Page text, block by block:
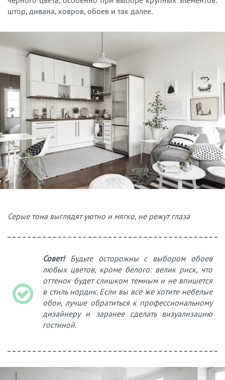
штор, дивана, ковров, обоев и так далее.
Серые тона выглядят уютно и мягко, не режут глаза
Совет!Будьте осторожны с выбором обоев
любых цветов, кроме белого: велик риск, что
оттенок будет слишком темным и не впишется
в стиль нордик. Если вы все же хотите небелые
обои, лучше обратиться к профессиональному
дизайнеру и заранее сделать визуализацию
гостиной.